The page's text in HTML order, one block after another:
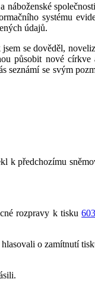
systému
údajů.
se dověděl,
působit nové církve
se svým
k předchozímu
rozpravy k tisku603
o zamítnutí